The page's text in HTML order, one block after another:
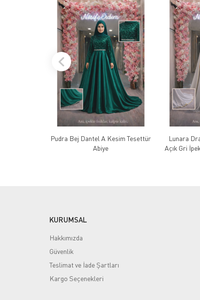
Pudra Bej Dantel A Kesim Tesettür
Abiye
Lunara
Açık Gri
KURUMSAL
Hakkımızda
Güvenlik
Teslimat ve İade Şartları
Kargo Seçenekleri